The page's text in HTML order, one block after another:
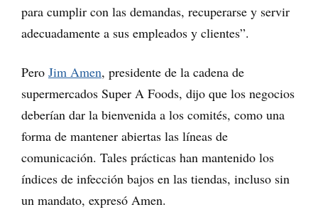
para cumplir con las demandas, recuperarse y servir
adecuadamente a sus empleados y clientes”.
Pero Jim Amen, presidente de la cadena de
supermercados Super A Foods, dijo que los negocios
deberían dar la bienvenida a los comités, como una
forma de mantener abiertas las líneas de
comunicación. Tales prácticas han mantenido los
índices de infección bajos en las tiendas, incluso sin
un mandato, expresó Amen.